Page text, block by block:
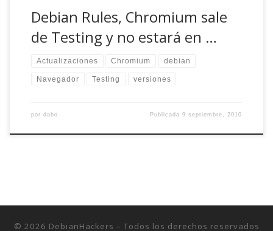
Debian Rules, Chromium sale
de Testing y no estará en …
Actualizaciones Chromium debian
Navegador Testing versiones
por dabo Publicada9 septiembre, 2010
© 2026 DebianHackers – Todos los derechos reservados